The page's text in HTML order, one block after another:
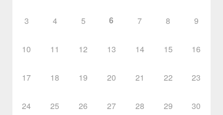
3 4 5 6 7 8 9
10 11 12 13 14 15 16
17 18 19 20 21 22 23
24 25 26 27 28 29 30